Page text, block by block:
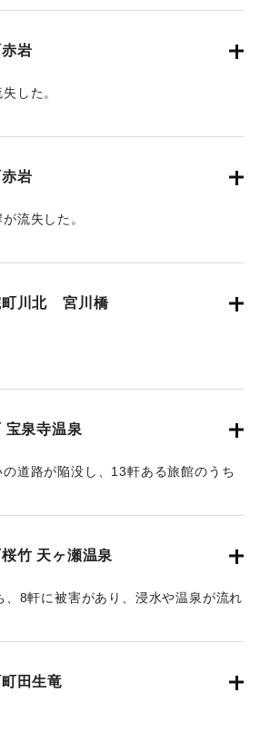
岩
した。
岩
流失した。
町川北 宮川橋
宝泉寺温泉
道路が陥没し、13軒ある旅館のうち
竹 天ヶ瀬温泉
、8軒に被害があり、浸水や温泉が流れ
田生竜